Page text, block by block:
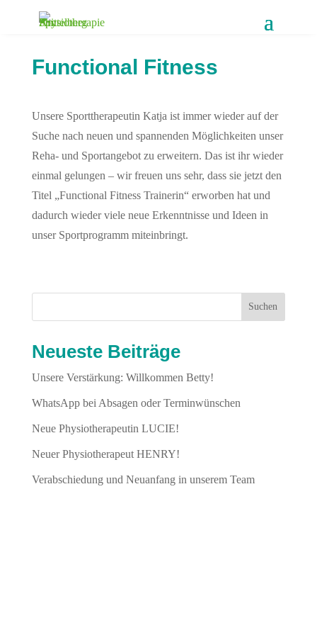
Functional Fitness
Unsere Sporttherapeutin Katja ist immer wieder auf der
Suche nach neuen und spannenden Möglichkeiten unser
Reha- und Sportangebot zu erweitern. Das ist ihr wieder
einmal gelungen – wir freuen uns sehr, dass sie jetzt den
Titel „Functional Fitness Trainerin“ erworben hat und
dadurch wieder viele neue Erkenntnisse und Ideen in
unser Sportprogramm miteinbringt.
Suchen
Neueste Beiträge
Unsere Verstärkung: Willkommen Betty!
WhatsApp bei Absagen oder Terminwünschen
Neue Physiotherapeutin LUCIE!
Neuer Physiotherapeut HENRY!
Verabschiedung und Neuanfang in unserem Team